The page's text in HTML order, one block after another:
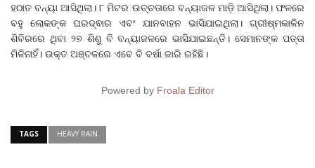
ହଠାତ ବନ୍ୟା ଆସିଥିଲା। ୮ ମିଟର ଉଚ୍ଚତାରେ ବନ୍ୟାଜଳ ମାଡ଼ି ଆସିଥିଲା। ଫଳରେ
ବହୁ ଲୋକଙ୍କ ଘରଦ୍ଵାର ଏବଂ ଯାନବାହନ ଭାସିଯାଇଥିଲା। ଗ୍ରୀଷ୍ମକାଳିନ
ଶିବିରରେ ଥିବା ୨୭ ଶିଶୁ ବି ବନ୍ୟାଜଳରେ ଭାସିଯାଇଛନ୍ତି। ସେମାନଙ୍କ ପତ୍ତା
ମିଳିନାହିଁ। ଉକ୍ତ ଅଞ୍ଚଳରେ ଏବେ ବି ବର୍ଷା ଜାରି ରହିଛି।
Powered by Froala Editor
TAGS HEAVY RAIN